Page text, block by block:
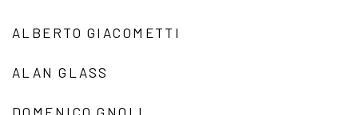
ALBERTO GIACOMETTI
ALAN GLASS
DOMENICO GNOLI